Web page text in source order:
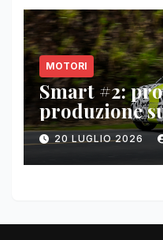
MOTORI
Smart #2:
produzione
del paris
20 LUGLIO 2026